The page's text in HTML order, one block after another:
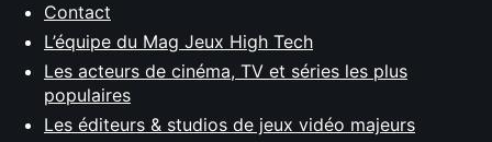
Contact
L’équipe du Mag Jeux High Tech
Les acteurs de cinéma, TV et séries les plus
populaires
Les éditeurs & studios de jeux vidéo majeurs